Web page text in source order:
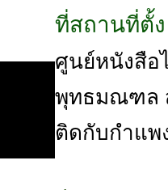
ที่สถานที่ตั้
ศูนย์หนังสือ
พุทธมณฑล
ติดกับกำแ